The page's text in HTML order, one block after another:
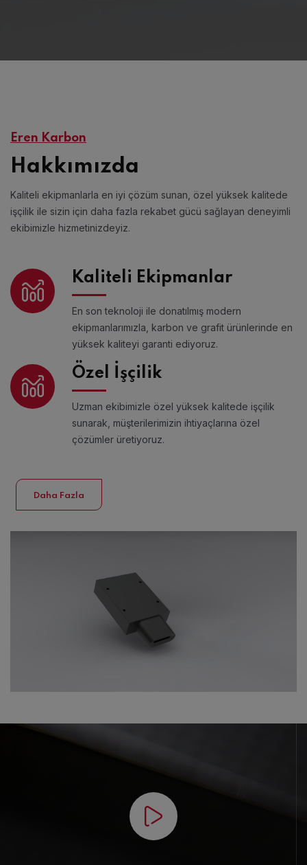
Eren Karbon
Hakkımızda
Kaliteli ekipmanlarla en iyi çözüm sunan, özel yüksek kalitede
işçilik ile sizin için daha fazla rekabet gücü sağlayan deneyimli
ekibimizle hizmetinizdeyiz.
Kaliteli Ekipmanlar
En son teknoloji ile donatılmış modern
ekipmanlarımızla, karbon ve grafit ürünlerinde en
yüksek kaliteyi garanti ediyoruz.
Özel İşçilik
Uzman ekibimizle özel yüksek kalitede işçilik
sunarak, müşterilerimizin ihtiyaçlarına özel
çözümler üretiyoruz.
Daha Fazla